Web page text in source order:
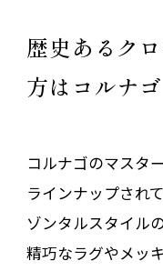
歴史あるク
方はコルナ
コルナゴのマスタ
ラインナップされ
ゾンタルスタイル
精巧なラグやメッ